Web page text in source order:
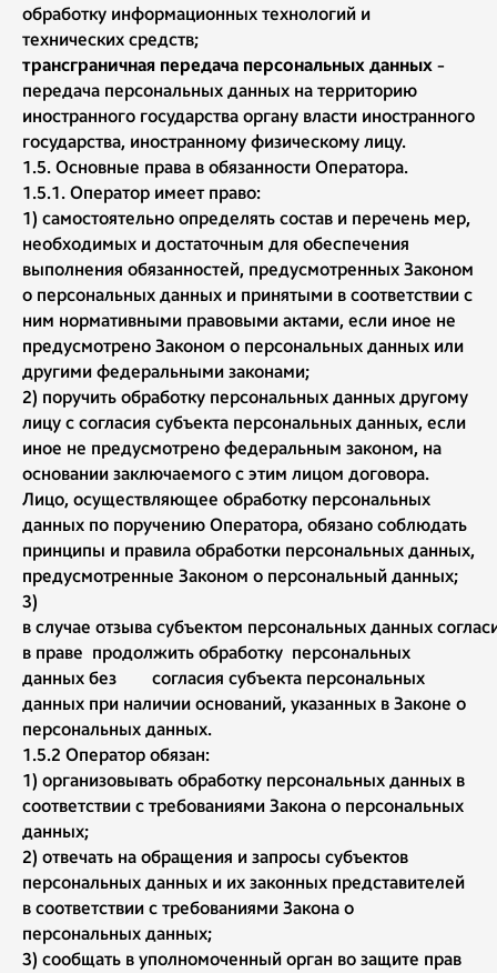
обработку информационных технологий и
технических средств;
трансграничная передача персональных данных -
передача персональных данных на территорию
иностранного государства органу власти иностранного
государства, иностранному физическому лицу.
1.5. Основные права в обязанности Оператора.
1.5.1. Оператор имеет право:
1) самостоятельно определять состав и перечень мер,
необходимых и достаточным для обеспечения
выполнения обязанностей, предусмотренных Законом
о персональных данных и принятыми в соответствии с
ним нормативными правовыми актами, если иное не
предусмотрено Законом о персональных данных или
другими федеральными законами;
2) поручить обработку персональных данных другому
лицу с согласия субъекта персональных данных, если
иное не предусмотрено федеральным законом, на
основании заключаемого с этим лицом договора.
Лицо, осуществляющее обработку персональных
данных по поручению Оператора, обязано соблюдать
принципы и правила обработки персональных данных,
предусмотренные Законом о персональный данных;
3)
в случае отзыва субъектом персональных данных
в праве продолжить обработку персональных
данных без согласия субъекта персональных
данных при наличии оснований, указанных в Законе о
персональных данных.
1.5.2 Оператор обязан:
1) организовывать обработку персональных данных в
соответствии с требованиями Закона о персональных
данных;
2) отвечать на обращения и запросы субъектов
персональных данных и их законных представителей
в соответствии с требованиями Закона о
персональных данных;
3) сообщать в уполномоченный орган во защите прав